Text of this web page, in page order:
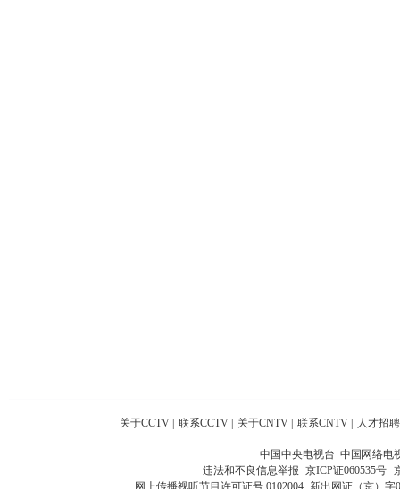
关于CCTV 联系CCTV 关于CNTV 联系CNTV 人才招聘
中国中央电视台 中国网络电
违法和不良信息举报 京ICP证060535号
网上传播视听节目许可证号 0102004 新出网证（京）